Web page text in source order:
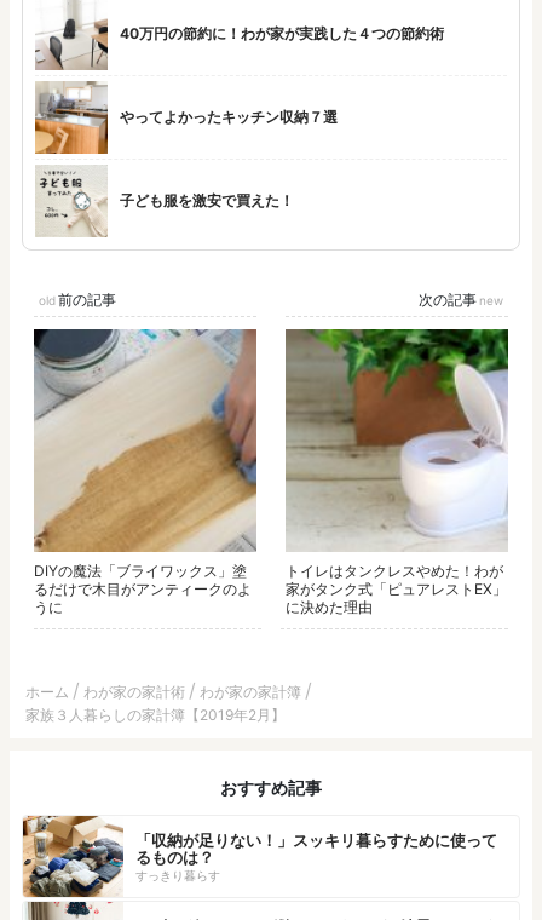
40万円の節約に！わが家が実践した４つの節約術
やってよかったキッチン収納７選
子ども服を激安で買えた！
前の記事
DIYの魔法「ブライワックス」塗
るだけで木目がアンティークのよ
うに
次の記事
トイレはタンクレスやめた！わが
家がタンク式「ピュアレストEX」
に決めた理由
ホーム わが家の家計術
わが家の家計簿
家族３人暮らしの家計簿【2019年2月】
おすすめ記事
「収納が足りない！」スッキリ暮らすために使って
るものは？
すっきり暮らす